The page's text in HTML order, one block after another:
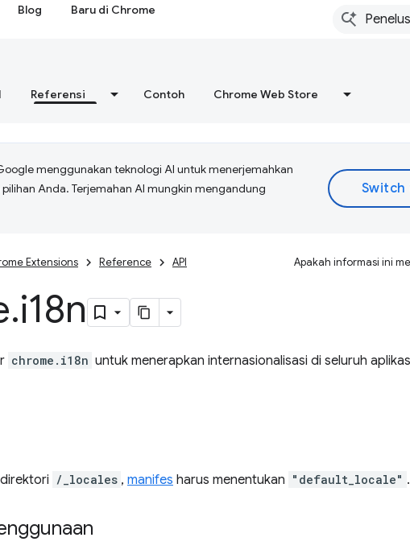
Blog Baru di Chrome
Referensi Contoh Chrome Web Store
menggunakan teknologi AI untuk menerjemahkan
Anda. Terjemahan AI mungkin mengandung
Extensions Reference API Apakah informasi ini
.i18n
chrome.i18n untuk menerapkan internasionalisasi di seluruh
/_locales , manifes harus menentukan "default_locale" .